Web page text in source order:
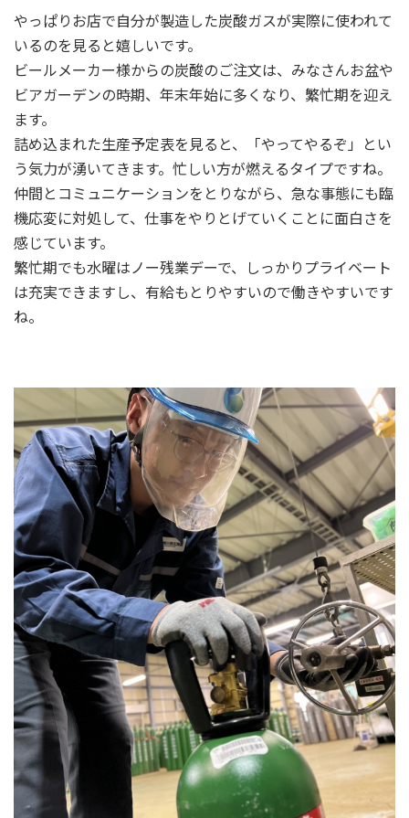
やっぱりお店で自分が製造した炭酸ガスが実際に使われて
いるのを見ると嬉しいです。
ビールメーカー様からの炭酸のご注文は、みなさんお盆や
ビアガーデンの時期、年末年始に多くなり、繁忙期を迎え
ます。
詰め込まれた生産予定表を見ると、「やってやるぞ」とい
う気力が湧いてきます。忙しい方が燃えるタイプですね。
仲間とコミュニケーションをとりながら、急な事態にも臨
機応変に対処して、仕事をやりとげていくことに面白さを
感じています。
繁忙期でも水曜はノー残業デーで、しっかりプライベート
は充実できますし、有給もとりやすいので働きやすいです
ね。